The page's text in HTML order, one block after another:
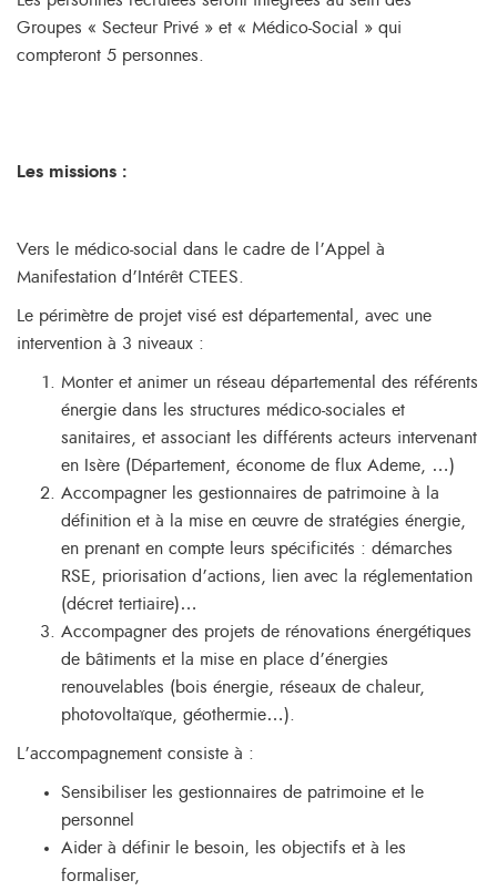
Groupes « Secteur Privé » et « Médico-Social » qui
compteront 5 personnes.
Les missions :
Vers le médico-social dans le cadre de l’Appel à
Manifestation d’Intérêt CTEES.
Le périmètre de projet visé est départemental, avec une
intervention à 3 niveaux :
Monter et animer un réseau départemental des référents
énergie dans les structures médico-sociales et
sanitaires, et associant les différents acteurs intervenant
en Isère (Département, économe de flux Ademe, …)
Accompagner les gestionnaires de patrimoine à la
définition et à la mise en œuvre de stratégies énergie,
en prenant en compte leurs spécificités : démarches
RSE, priorisation d’actions, lien avec la réglementation
(décret tertiaire)…
Accompagner des projets de rénovations énergétiques
de bâtiments et la mise en place d’énergies
renouvelables (bois énergie, réseaux de chaleur,
photovoltaïque, géothermie…).
L’accompagnement consiste à :
Sensibiliser les gestionnaires de patrimoine et le
personnel
Aider à définir le besoin, les objectifs et à les
formaliser,